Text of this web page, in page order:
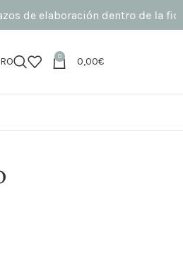
elaboración dentro de la ficha
0 0,00€